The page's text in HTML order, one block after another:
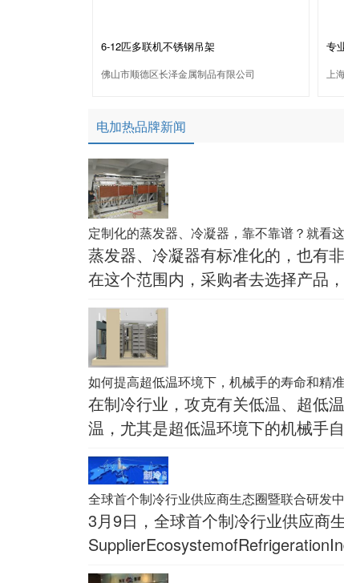
6-12匹多联机不锈钢吊架
佛山市顺德区长泽金属制品有限公司
专
上
电加热品牌新闻
定制化的蒸发器、冷凝器，靠不靠谱？就看这
蒸发器、冷凝器有标准化的，也有非标定制的。 所谓标准化的产品，指对产品的质量、规格及
在这个范围内，采购者去选择产品，不会很离谱。 而非标定制化的产品则没有一个统一
目，以
如何提高超低温环境下，机械手的寿命和精
在制冷行业，攻克有关低温、超
温，尤其是超低温环境下的机械手
对我们
全球首个制冷行业供应商生态圈暨联合研发
3月9日，全球首个制冷行业供应商